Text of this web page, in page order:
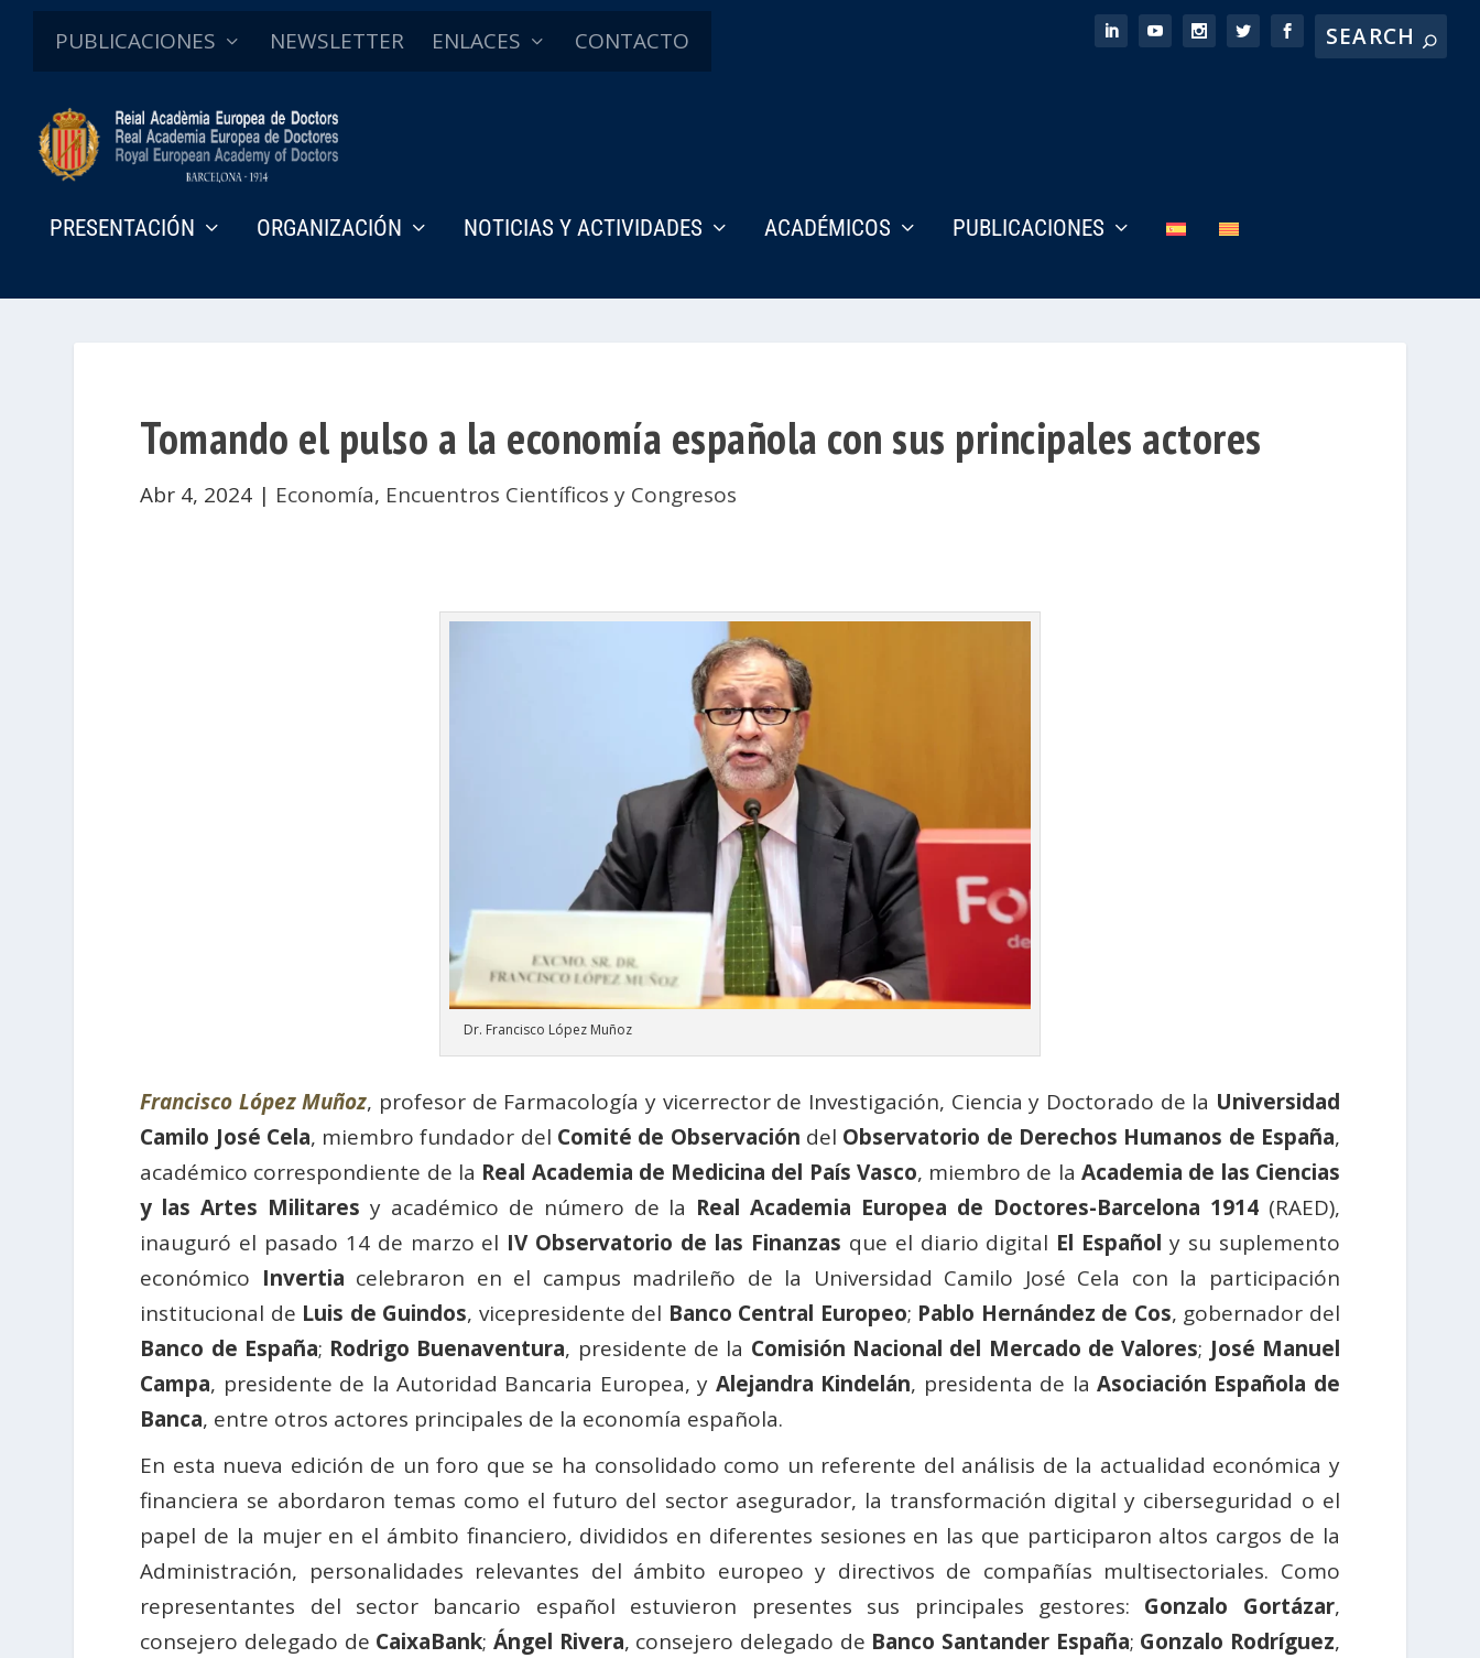
PUBLICACIONES NEWSLETTER ENLACES CONTACTO
PRESENTACIÓN ORGANIZACIÓN NOTICIAS Y ACTIVIDADES ACADÉMICOS PUBLICACIONES
Tomando el pulso a la economía española con sus principales actores
Abr 4, 2024 | Economía, Encuentros Científicos y Congresos
Dr. Francisco López Muñoz
Francisco López Muñoz, profesor de Farmacología y vicerrector de Investigación, Ciencia y Doctorado de la Universidad
Camilo José Cela, miembro fundador del Comité de Observación del Observatorio de Derechos Humanos de España,
académico correspondiente de la Real Academia de Medicina del País Vasco, miembro de laAcademia de las Ciencias
y las Artes Militares y académico de número de la Real Academia Europea de Doctores-Barcelona 1914(RAED),
inauguró el pasado 14 de marzo el IV Observatorio de las Finanzas que el diario digital El Español y su suplemento
económico Invertia celebraron en el campus madrileño de la Universidad Camilo José Cela con la participación
institucional de Luis de Guindos, vicepresidente del Banco Central Europeo; Pablo Hernández de Cos, gobernador del
Banco de España; Rodrigo Buenaventura, presidente de la Comisión Nacional del Mercado de Valores; José Manuel
Campa, presidente de la Autoridad Bancaria Europea, y Alejandra Kindelán, presidenta de la Asociación Española de
Banca, entre otros actores principales de la economía española.
En esta nueva edición de un foro que se ha consolidado como un referente del análisis de la actualidad económica y
financiera se abordaron temas como el futuro del sector asegurador, la transformación digital y ciberseguridad o el
papel de la mujer en el ámbito financiero, divididos en diferentes sesiones en las que participaron altos cargos de la
Administración, personalidades relevantes del ámbito europeo y directivos de compañías multisectoriales. Como
representantes del sector bancario español estuvieron presentes sus principales gestores: Gonzalo Gortázar,
consejero delegado de CaixaBank; Ángel Rivera, consejero delegado de Banco Santander España; Gonzalo Rodríguez,